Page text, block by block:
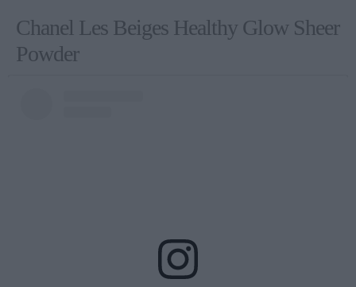
Chanel Les Beiges Healthy Glow Sheer
Powder